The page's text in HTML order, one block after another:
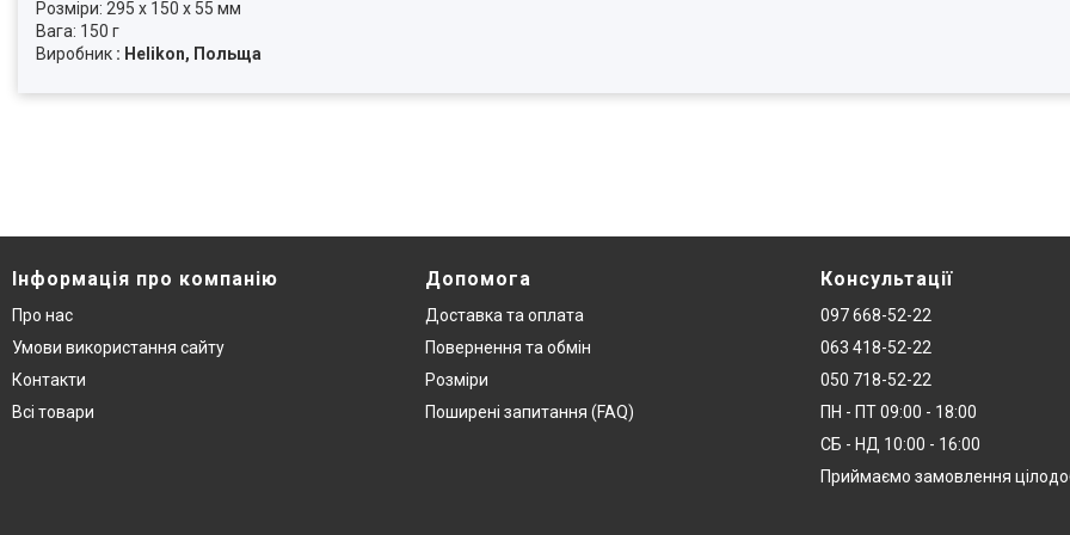
Розміри: 295 x 150 x 55 мм
Вага: 150 г
Виробник : Helikon, Польща
Інформація про компанію
Про нас
Умови використання сайту
Контакти
Всі товари
Допомога
Доставка та оплата
Повернення та обмін
Розміри
Поширені запитання (FAQ)
Консультації
097 668-52-22
063 418-52-22
050 718-52-22
ПН - ПТ 09:00 - 18:00
СБ - НД 10:00 - 16:00
Приймаємо замовлення